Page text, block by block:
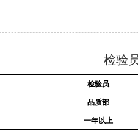
检验
检验员
品质部
一年以上